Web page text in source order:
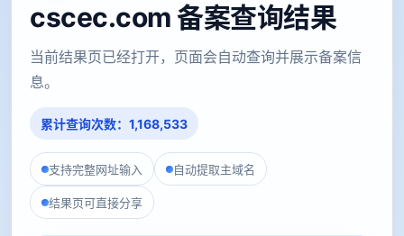
cscec.com 备案查询结果
当前结果页已经打开，页面会自动查询并展示备案信
息。
累计查询次数：1,168,533
支持完整网址输入 自动提取主域名
结果页可直接分享